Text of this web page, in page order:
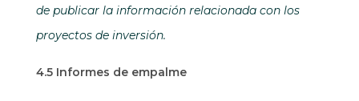
de publicar la información relacionada con los
proyectos de inversión.
4.5 Informes de empalme